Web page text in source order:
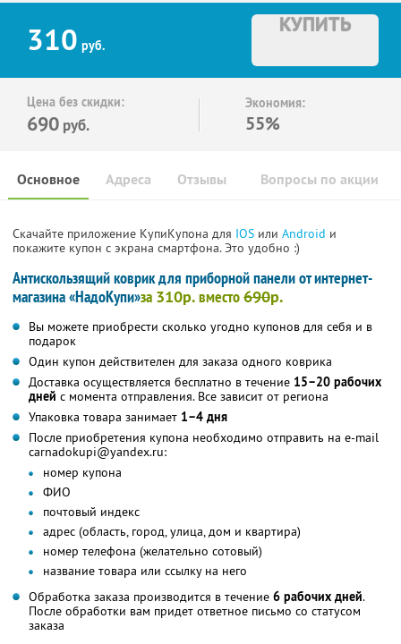
310 руб.
КУПИТЬ
Цена без скидки:
690 руб.
Экономия:
55%
Основное Отзывы Вопросы по акции
Адреса
Скачайте приложение КупиКупона для IOS или Android и
покажите купон с экрана смартфона. Это удобно :)
Антискользящий коврик для приборной панели от интернет-
магазина «НадоКупи»за 310р.вместо690р.
Вы можете приобрести сколько угодно купонов для себя и в
подарок
Один купон действителен для заказа одного коврика
Доставка осуществляется бесплатно в течение 15–20 рабочих
дней с момента отправления. Все зависит от региона
Упаковка товара занимает 1–4 дня
После приобретения купона необходимо отправить на e-mail
carnadokupi@yandex.ru:
номер купона
ФИО
почтовый индекс
адрес (область, город, улица, дом и квартира)
номер телефона (желательно сотовый)
название товара или ссылку на него
Обработка заказа производится в течение 6 рабочих дней.
После обработки вам придет ответное письмо со статусом
заказа